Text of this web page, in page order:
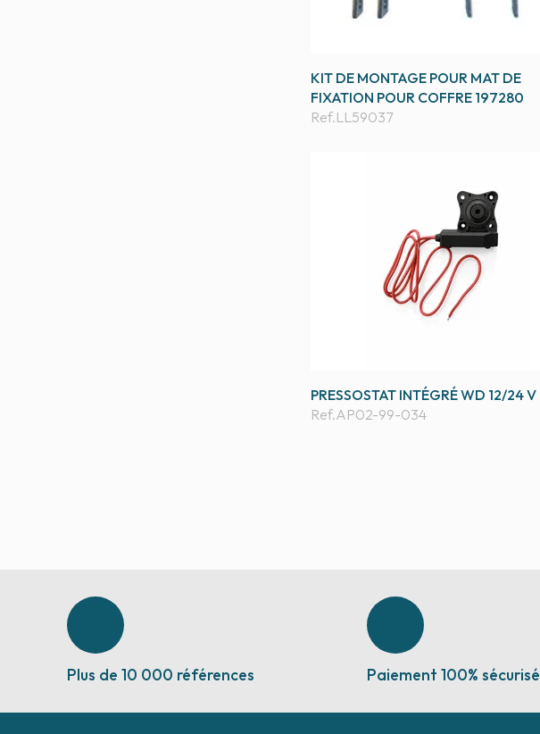
KIT DE MONTAGE POUR MAT DE
FIXATION POUR COFFRE 197280
Ref.LL59037
PRESSOSTAT INTÉGRÉ WD 12/24 V
Ref.AP02-99-034
Plus de 10 000 références Paiement 100% sécurisé